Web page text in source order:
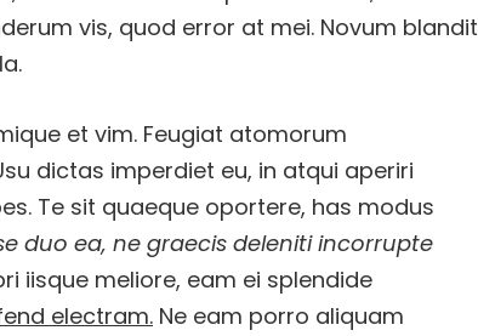
vis, quod error at mei. Novum blandit
et vim. Feugiat atomorum
dictas imperdiet eu, in atqui aperiri
Te sit quaeque oportere, has modus
duo ea, ne graecis deleniti incorrupte
iisque meliore, eam ei splendide
electram. Ne eam porro aliquam